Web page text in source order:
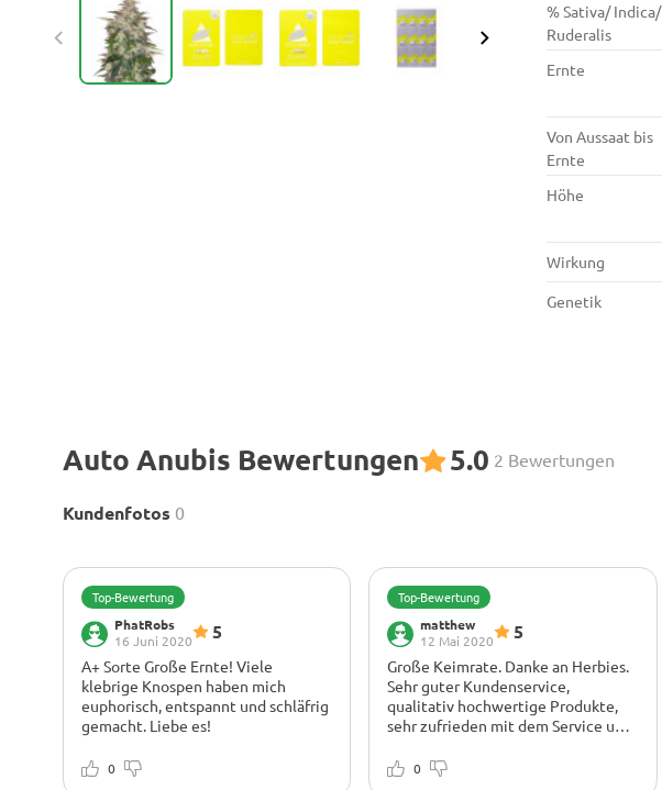
% Sativa/ Indica/
Ruderalis
Ernte
Von Aussaat bis
Ernte
Höhe
Wirkung
Genetik
Auto Anubis Bewertungen 5.0 2 Bewertungen
Kundenfotos 0
Top-Bewertung
PhatRobs
16 Juni 2020
5
A+ Sorte Große Ernte! Viele
klebrige Knospen haben mich
euphorisch, entspannt und schläfrig
gemacht. Liebe es!
Kräftig und einfach wachsend
0
Top-Bewertung
matthew
12 Mai 2020
5
Große Keimrate. Danke an Herbies.
Sehr guter Kundenservice,
qualitativ hochwertige Produkte,
sehr zufrieden mit dem Service und
7 von 7 Samen sind gekeimt! Sehr
0